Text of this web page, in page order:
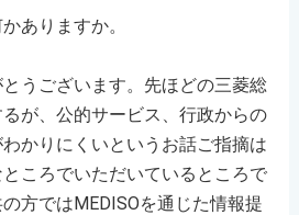
ありますか。
うございます。先ほどの三菱総
が、公的サービス、行政からの
かりにくいというお話ご指摘は
ころでいただいているところで
方ではMEDISOを通じた情報提